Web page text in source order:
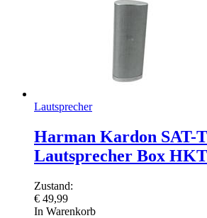
Lautsprecher
Harman Kardon SAT-
Lautsprecher Box
Zustand:
€ 49,99
In Warenkorb